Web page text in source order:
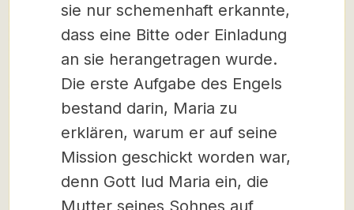
sie nur schemenhaft erkannte,
dass eine Bitte oder Einladung
an sie herangetragen wurde.
Die erste Aufgabe des Engels
bestand darin, Maria zu
erklären, warum er auf seine
Mission geschickt worden war,
denn Gott lud Maria ein, die
Mutter seines Sohnes auf